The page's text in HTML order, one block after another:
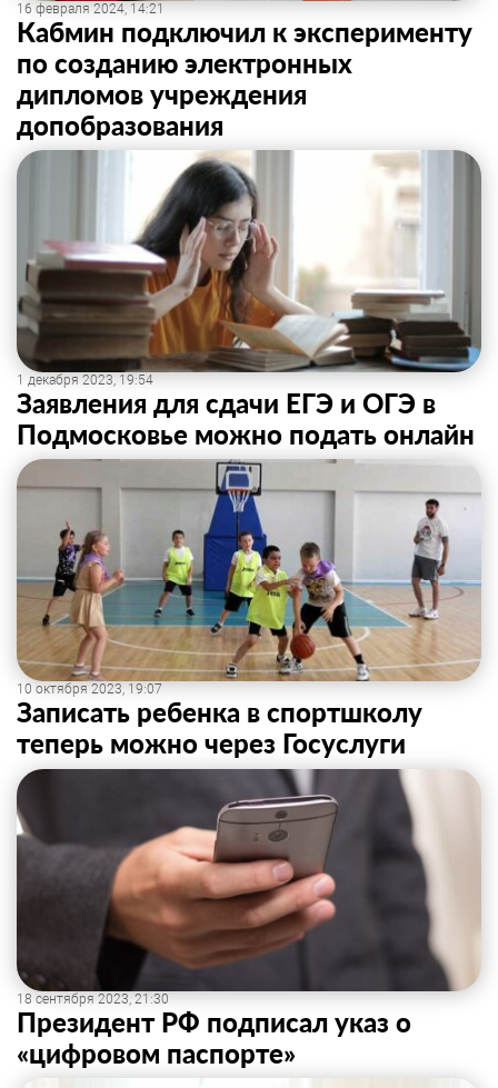
16 февраля 2024, 14:21
Кабмин подключил к эксперименту
по созданию электронных
дипломов учреждения
допобразования
1 декабря 2023, 19:54
Заявления для сдачи ЕГЭ и ОГЭ в
Подмосковье можно подать онлайн
10 октября 2023, 19:07
Записать ребенка в спортшколу
теперь можно через Госуслуги
18 сентября 2023, 21:30
Президент РФ подписал указ о
«цифровом паспорте»